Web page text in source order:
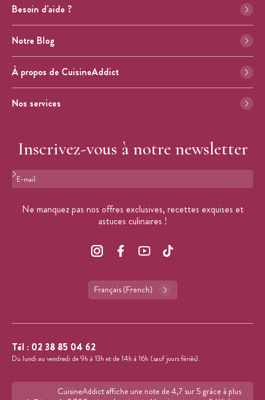
Besoin d'aide ?
Notre Blog
À propos de CuisineAddict
Nos services
Inscrivez-vous à notre newsletter
Format : adresse@email.com
Ne manquez pas nos offres exclusives, recettes exquises et
astuces culinaires !
Français (French)
Tél : 02 38 85 04 62
Du lundi au vendredi de 9h à 13h et de 14h à 16h (sauf jours fériés).
CuisineAddict affiche une note de 4,7 sur 5 grâce à plus